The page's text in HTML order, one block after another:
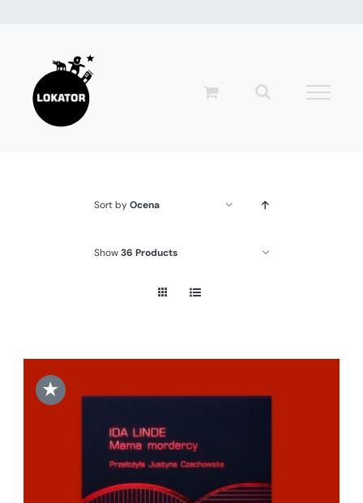
zawartości
Sort byOcena
Show36 Products
★